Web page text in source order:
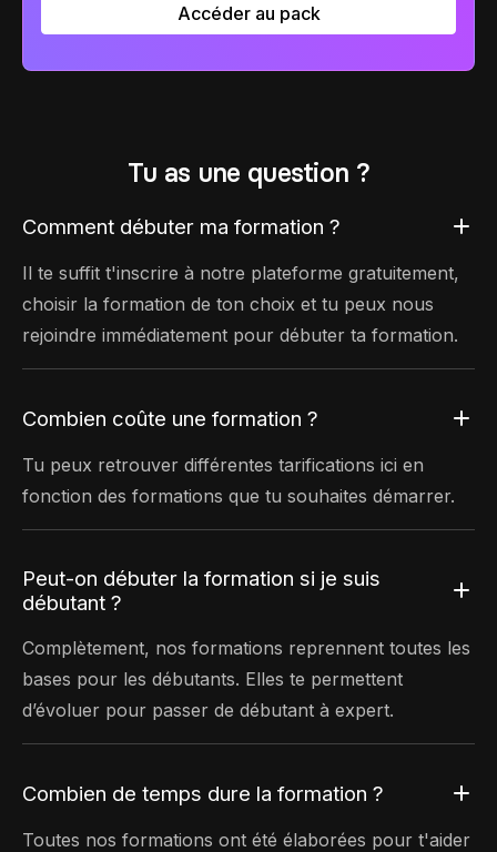
Accéder au pack
Tu as une question ?
Comment débuter ma formation ?
Il te suffit t'inscrire à notre plateforme gratuitement,
choisir la formation de ton choix et tu peux nous
rejoindre immédiatement pour débuter ta formation.
Combien coûte une formation ?
Tu peux retrouver différentes tarifications ici en
fonction des formations que tu souhaites démarrer.
Peut-on débuter la formation si je suis
débutant ?
Complètement, nos formations reprennent toutes les
bases pour les débutants. Elles te permettent
d’évoluer pour passer de débutant à expert.
Combien de temps dure la formation ?
Toutes nos formations ont été élaborées pour t'aider